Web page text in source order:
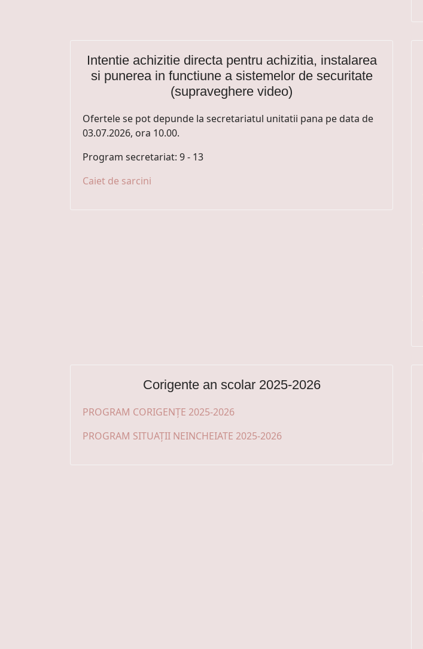
Intentie achizitie directa pentru achizitia, instalarea
si punerea in functiune a sistemelor de securitate
(supraveghere video)
Ofertele se pot depunde la secretariatul unitatii pana pe data de
03.07.2026, ora 10.00.
Program secretariat: 9 - 13
Caiet de sarcini
Corigente an scolar 2025-2026
PROGRAM CORIGENȚE 2025-2026
PROGRAM SITUAȚII NEINCHEIATE 2025-2026